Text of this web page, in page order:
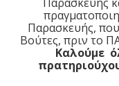
Παρασκευής,
Βούτες, πριν το
Καλούμε